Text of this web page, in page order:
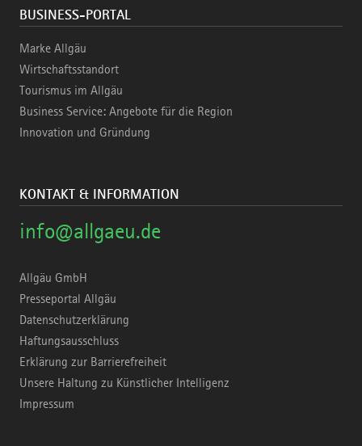
BUSINESS-PORTAL
Marke Allgäu
Wirtschaftsstandort
Tourismus im Allgäu
Business Service: Angebote für die Region
Innovation und Gründung
KONTAKT & INFORMATION
info@allgaeu.de
Allgäu GmbH
Presseportal Allgäu
Datenschutzerklärung
Haftungsausschluss
Erklärung zur Barrierefreiheit
Unsere Haltung zu Künstlicher Intelligenz
Impressum